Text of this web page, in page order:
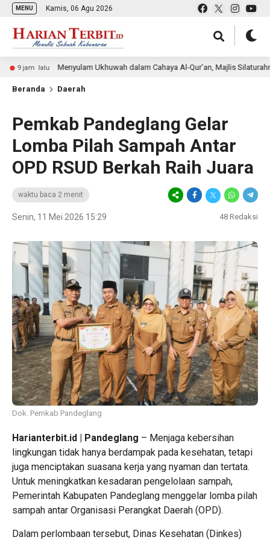
MENU Kamis, 06 Agu 2026
Menyulam Ukhuwah dalam Cahaya Al-Qur’an, Majlis Silaturahmi Al-
Beranda Daerah
Pemkab Pandeglang Gelar
Lomba Pilah Sampah Antar
OPD RSUD Berkah Raih Juara
waktu baca 2 menit
Senin, 11 Mei 2026 15:29 48 Redaksi
Dok. Pemkab Pandeglang
Harianterbit.id | Pandeglang – Menjaga kebersihan
lingkungan tidak hanya berdampak pada kesehatan, tetapi
juga menciptakan suasana kerja yang nyaman dan tertata.
Untuk meningkatkan kesadaran pengelolaan sampah,
Pemerintah Kabupaten Pandeglang menggelar lomba pilah
sampah antar Organisasi Perangkat Daerah (OPD).
Dalam perlombaan tersebut, Dinas Kesehatan (Dinkes)